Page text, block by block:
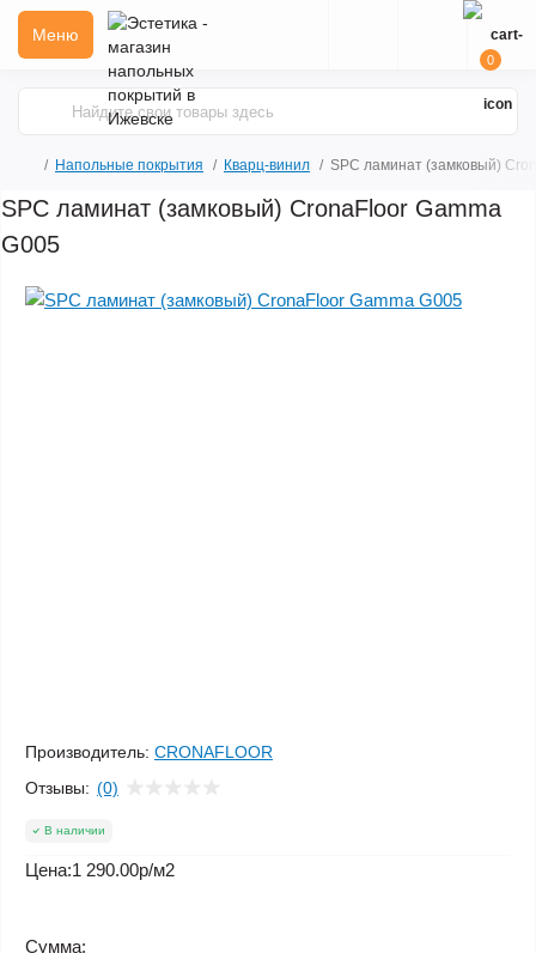
Меню
0
Напольные покрытия Кварц-винил SPC ламинат (замковый)
SPC ламинат (замковый) CronaFloor Gamma
G005
Производитель: CRONAFLOOR
Отзывы: (0)
В наличии
Цена:1 290.00р/м2
Сумма: